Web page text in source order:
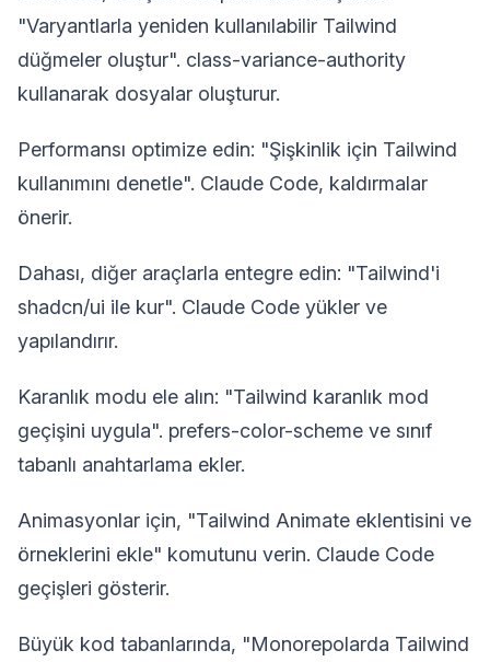
"Varyantlarla yeniden kullanılabilir Tailwind
düğmeler oluştur". class-variance-authority
kullanarak dosyalar oluşturur.
Performansı optimize edin: "Şişkinlik için Tailwind
kullanımını denetle". Claude Code, kaldırmalar
önerir.
Dahası, diğer araçlarla entegre edin: "Tailwind'i
shadcn/ui ile kur". Claude Code yükler ve
yapılandırır.
Karanlık modu ele alın: "Tailwind karanlık mod
geçişini uygula". prefers-color-scheme ve sınıf
tabanlı anahtarlama ekler.
Animasyonlar için, "Tailwind Animate eklentisini ve
örneklerini ekle" komutunu verin. Claude Code
geçişleri gösterir.
Büyük kod tabanlarında, "Monorepolarda Tailwind